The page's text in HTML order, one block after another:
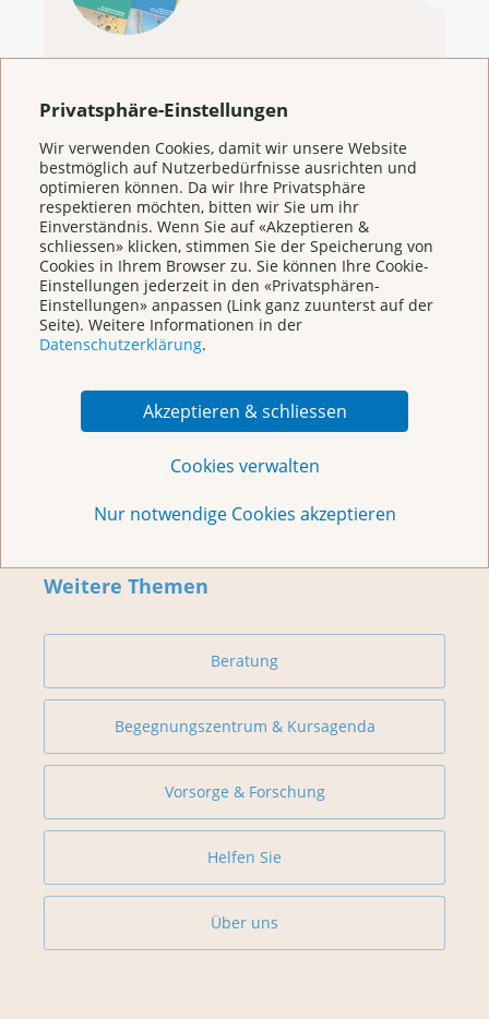
Privatsphäre-Einstellungen
Wir verwenden Cookies, damit wir unsere Website
bestmöglich auf Nutzerbedürfnisse ausrichten und
optimieren können. Da wir Ihre Privatsphäre
respektieren möchten, bitten wir Sie um ihr
Einverständnis. Wenn Sie auf «Akzeptieren &
schliessen» klicken, stimmen Sie der Speicherung von
Cookies in Ihrem Browser zu. Sie können Ihre Cookie-
Einstellungen jederzeit in den «Privatsphären-
Einstellungen» anpassen (Link ganz zuunterst auf der
Seite). Weitere Informationen in der
Datenschutzerklärung.
Akzeptieren & schliessen
Cookies verwalten
Nur notwendige Cookies akzeptieren
Informationen an ganz verschiedene Zielgruppen
Schweiz fördern.»
GESUNDHEITHEUTE - Play SRF
KrebsInfo
0800 11 88 11
Montag – Freitag: 10 – 18 Uhr
E-Mail
mailto:krebsinfo@krebsliga.ch
Chat
KrebsInfo
Montag – Freitag: 10 – 18 Uhr
Weitere Themen
Beratung
Begegnungszentrum & Kursagenda
Vorsorge & Forschung
Helfen Sie
Über uns